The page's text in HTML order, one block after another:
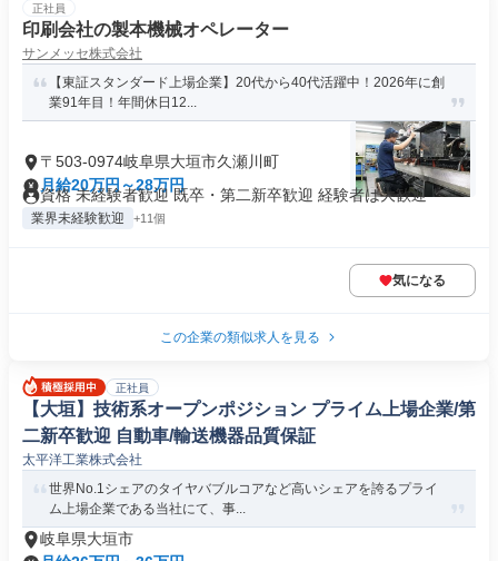
正社員
印刷会社の製本機械オペレーター
サンメッセ株式会社
【東証スタンダード上場企業】20代から40代活躍中！2026年に創
業91年目！年間休日12...
〒503-0974岐阜県大垣市久瀬川町
月給20万円～28万円
資格 未経験者歓迎 既卒・第二新卒歓迎 経験者は大歓迎
業界未経験歓迎 +11個
気になる
この企業の類似求人を見る
正社員
【大垣】技術系オープンポジション プライム上場企業/第
二新卒歓迎 自動車/輸送機器品質保証
太平洋工業株式会社
世界No.1シェアのタイヤバブルコアなど高いシェアを誇るプライ
ム上場企業である当社にて、事...
岐阜県大垣市